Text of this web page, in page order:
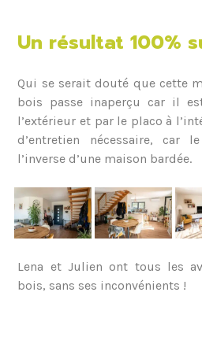
Un résultat 100%
Qui se serait douté que cette
bois passe inaperçu car il
l’extérieur et par le placo à
d’entretien nécessaire, car
l’inverse d’une maison bardée.
Lena et Julien ont tous les
bois, sans ses inconvénients !